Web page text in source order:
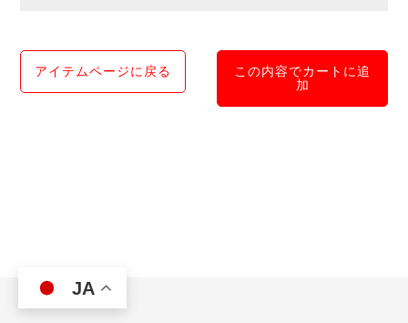
JA
アイテムページに戻る
この内容でカートに追
加